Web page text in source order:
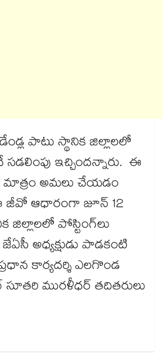
పాటు స్థానిక జిల్లాలలో
ఇచ్చిందన్నారు. ఈ
అమలు చేయడం
జీవో ఆధారంగా జూన్ 12
జిల్లాలలో పోస్టింగ్‌‌‌‌‌‌‌‌లు
అధ్యక్షుడు పాడకంటి
కార్యదర్శి ఎలగొండ
సూతరి మురళీధర్ తదితరులు